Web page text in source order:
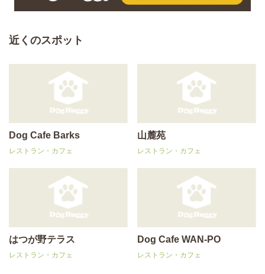
近くのスポット
Dog Cafe Barks
レストラン・カフェ
山麓苑
レストラン・カフェ
はつが野テラス
レストラン・カフェ
Dog Cafe WAN-PO
レストラン・カフェ